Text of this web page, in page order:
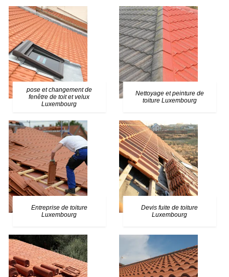
pose et changement de
fenêtre de toit et velux
Luxembourg
Nettoyage et peinture de
toiture Luxembourg
Entreprise de toiture
Luxembourg
Devis fuite de toiture
Luxembourg